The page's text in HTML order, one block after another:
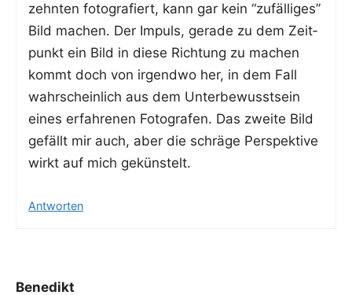
zehn­ten foto­gra­fiert, kann gar kein “zufäl­li­ges”
Bild machen. Der Impuls, gera­de zu dem Zeit­
punkt ein Bild in die­se Rich­tung zu machen
kommt doch von irgend­wo her, in dem Fall
wahr­schein­lich aus dem Unter­be­wusst­sein
eines erfah­re­nen Foto­gra­fen. Das zwei­te Bild
gefällt mir auch, aber die schrä­ge Per­spek­ti­ve
wirkt auf mich gekünstelt.
Antworten
Benedikt